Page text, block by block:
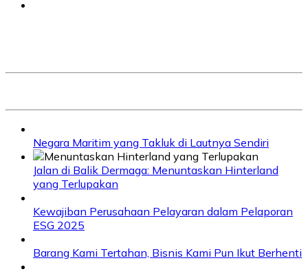
Negara Maritim yang Takluk di Lautnya Sendiri
Jalan di Balik Dermaga: Menuntaskan Hinterland
yang Terlupakan
Kewajiban Perusahaan Pelayaran dalam Pelaporan
ESG 2025
Barang Kami Tertahan, Bisnis Kami Pun Ikut Berhenti